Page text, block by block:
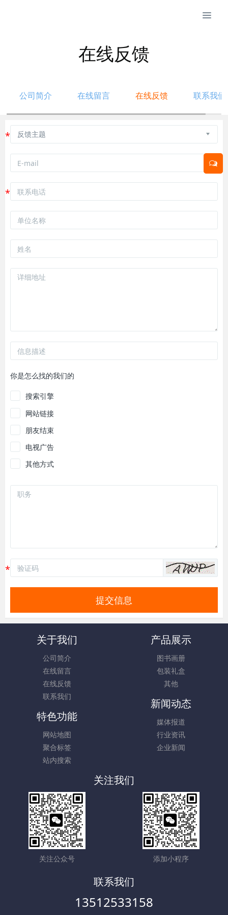
在线反馈
公司简介 在线留言 在线反馈 联系我们
你是怎么找的我们的
搜索引擎
网站链接
朋友结束
电视广告
其他方式
提交信息
关于我们
公司简介
在线留言
在线反馈
联系我们
产品展示
图书画册
包装礼盒
其他
新闻动态
媒体报道
行业资讯
企业新闻
特色功能
网站地图
聚合标签
站内搜索
关注我们
关注公众号 添加小程序
联系我们
13512533158